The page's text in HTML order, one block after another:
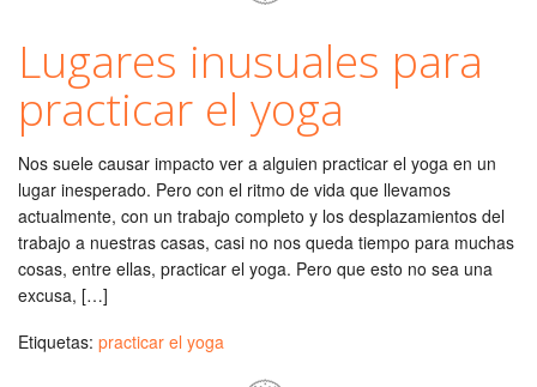
Lugares inusuales para
practicar el yoga
Nos suele causar impacto ver a alguien practicar el yoga en un
lugar inesperado. Pero con el ritmo de vida que llevamos
actualmente, con un trabajo completo y los desplazamientos del
trabajo a nuestras casas, casi no nos queda tiempo para muchas
cosas, entre ellas, practicar el yoga. Pero que esto no sea una
excusa, […]
Etiquetas: practicar el yoga